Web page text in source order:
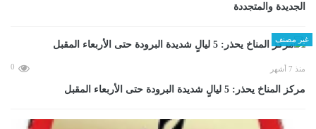
الجديدة والمتجددة
غير مصنف
منذ 7 أشهر 0
مركز المناخ يحذر: 5 ليالٍ شديدة البرودة حتى الأربعاء المقبل